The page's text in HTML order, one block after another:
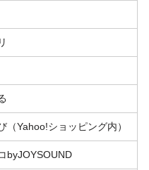
（Yahoo!ショッピング内）
byJOYSOUND